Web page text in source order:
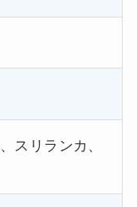
スリランカ、